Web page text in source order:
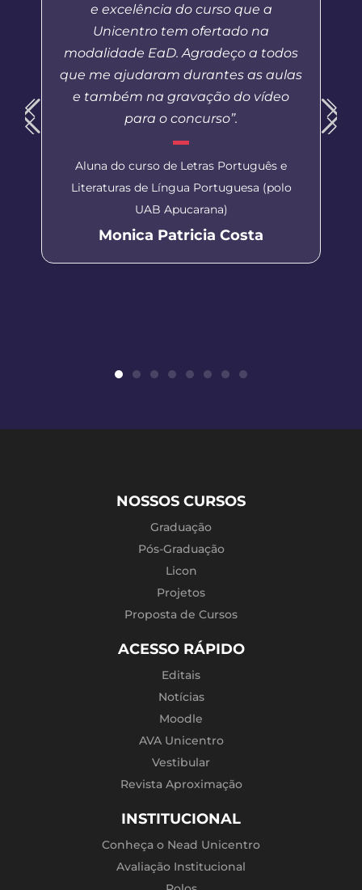
e excelência do curso que a
Unicentro tem ofertado na
modalidade EaD. Agradeço a todos
que me ajudaram durantes as aulas
e também na gravação do vídeo
para o concurso”.
Aluna do curso de Letras Português e
Literaturas de Língua Portuguesa (polo
UAB Apucarana)
Monica Patricia Costa
NOSSOS CURSOS
Graduação
Pós-Graduação
Licon
Projetos
Proposta de Cursos
ACESSO RÁPIDO
Editais
Notícias
Moodle
AVA Unicentro
Vestibular
Revista Aproximação
INSTITUCIONAL
Conheça o Nead Unicentro
Avaliação Institucional